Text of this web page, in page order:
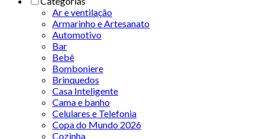
Ar e ventilação
Armarinho e Artesanato
Automotivo
Bar
Bebê
Bomboniere
Brinquedos
Casa Inteligente
Cama e banho
Celulares e Telefonia
Copa do Mundo 2026
Cozinha